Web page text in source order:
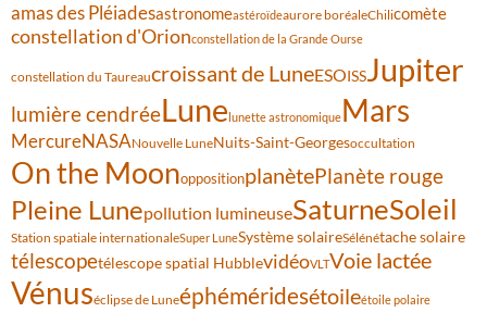
amas des Pléiadesastronomeastéroïdeaurore boréaleChilicomète
constellation d'Orionconstellation de la Grande Ourse
constellation du Taureaucroissant de LuneESOISSJupiter
lumière cendréeLune lunette astronomiqueMars
MercureNASANouvelle LuneNuits-Saint-Georgesoccultation
On the MoonoppositionplanètePlanète rouge
Pleine Lunepollution lumineuseSaturneSoleil
Station spatiale internationaleSuper LuneSystème solaireSélénétache solaire
télescopetélescope spatial HubblevidéoVLTVoie lactée
Vénuséclipse de Luneéphéméridesétoileétoile polaire